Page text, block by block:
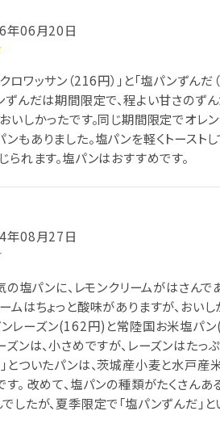
年06月20日
ロワッサン（216円）」と「塩パンずんだ
ずんだは期間限定で、程よい甘さのず
いしかったです。同じ期間限定でオレ
もありました。塩パンを軽くトースト
られます。塩パンはおすすめです。
年08月27日
の塩パンに、レモンクリームがはさんで
ムはちょっと酸味がありますが、おいし
ンレーズン(162円)と常陸国お米塩パ
ンは、小さめですが、レーズンはたっ
とついたパンは、茨城産小麦と水戸産
。 改めて、塩パンの種類がたくさんあ
したが、夏季限定で「塩パンずんだ」と